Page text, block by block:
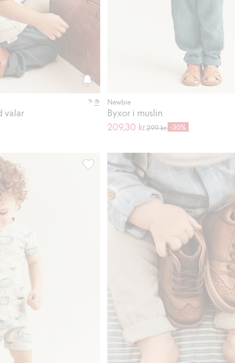
valar
Newbie
Byxor i muslin
209,30 kr.299 kr. -30%
Lägg till i favoriter Kortärmad romper med valar, Lägg till